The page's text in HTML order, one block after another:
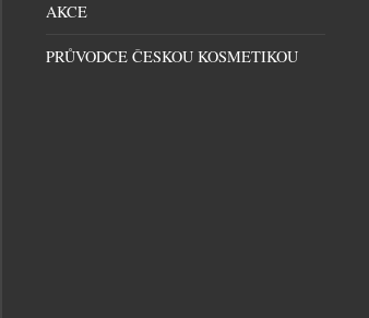
AKCE
PRŮVODCE ČESKOU KOSMETIKOU